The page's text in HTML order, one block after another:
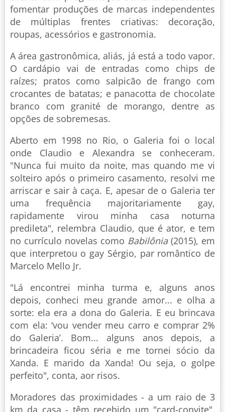
fomentar produções de marcas independentes
de múltiplas frentes criativas: decoração,
roupas, acessórios e gastronomia.
A área gastronômica, aliás, já está a todo vapor.
O cardápio vai de entradas como chips de
raízes; pratos como salpicão de frango com
crocantes de batatas; e panacotta de chocolate
branco com granité de morango, dentre as
opções de sobremesas.
Aberto em 1998 no Rio, o Galeria foi o local
onde Claudio e Alexandra se conheceram.
"Nunca fui muito da noite, mas quando me vi
solteiro após o primeiro casamento, resolvi me
arriscar e sair à caça. E, apesar de o Galeria ter
uma frequência majoritariamente gay,
rapidamente virou minha casa noturna
predileta", relembra Claudio, que é ator, e tem
no currículo novelas como Babilônia(2015), em
que interpretou o gay Sérgio, par romântico de
Marcelo Mello Jr.
"Lá encontrei minha turma e, alguns anos
depois, conheci meu grande amor... e olha a
sorte: ela era a dona do Galeria. E eu brincava
com ela: ‘vou vender meu carro e comprar 2%
do Galeria’. Bom... alguns anos depois, a
brincadeira ficou séria e me tornei sócio da
Xanda. E marido da Xanda! Ou seja, o golpe
perfeito", conta, aor risos.
Moradores das proximidades - a um raio de 3
km da casa - têm recebido um "card-convite",